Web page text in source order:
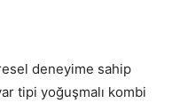
deneyime sahip
tipi yoğuşmalı kombi